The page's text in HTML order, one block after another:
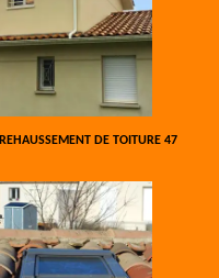
REHAUSSEMENT DE TOITURE 47